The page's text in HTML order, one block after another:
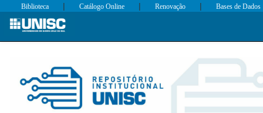
Skip
Biblioteca | Catálogo Online | Renovação | Bases de Dados